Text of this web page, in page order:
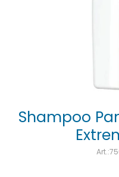
Shampoo
Test de autodiagnóstico
Productos fraccionados
Salud sexual y reproductiva
Alimentación